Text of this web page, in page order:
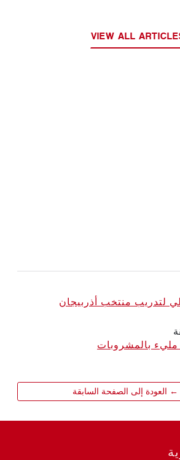
VIEW ALL
لتدريب منتخب أذربيجان
مليء بالمشروبات
← العودة إلى الصفحة السابقة